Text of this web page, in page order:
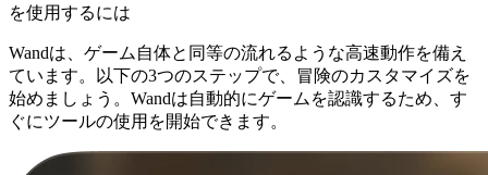
を使用するには
Wandは、ゲーム自体と同等の流れるような高速動作を備え
ています。以下の3つのステップで、冒険のカスタマイズを
始めましょう。Wandは自動的にゲームを認識するため、す
ぐにツールの使用を開始できます。